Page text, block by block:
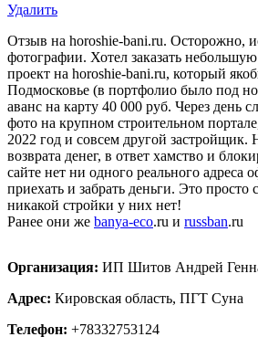
Удалить
Отзыв на horoshie-bani.ru. Осторожно,
фотографии. Хотел заказать
проект на horoshie-bani.ru, который
Подмосковье (в портфолио было под
аванс на карту 40 000 руб. Через день
фото на крупном строительном
2022 год и совсем другой застройщик.
возврата денег, в ответ хамство и
сайте нет ни одного реального адреса
приехать и забрать деньги. Это просто
никакой стройки у них нет!
Ранее они же banya-eco.ru и russban.ru
Организация: ИП Шитов Андрей
Адрес: Кировская область, ПГТ Суна
Телефон: +78332753124